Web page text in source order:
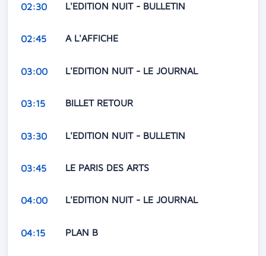
02:30 L'EDITION NUIT - BULLETIN
02:45 A L'AFFICHE
03:00 L'EDITION NUIT - LE JOURNAL
03:15 BILLET RETOUR
03:30 L'EDITION NUIT - BULLETIN
03:45 LE PARIS DES ARTS
04:00 L'EDITION NUIT - LE JOURNAL
04:15 PLAN B